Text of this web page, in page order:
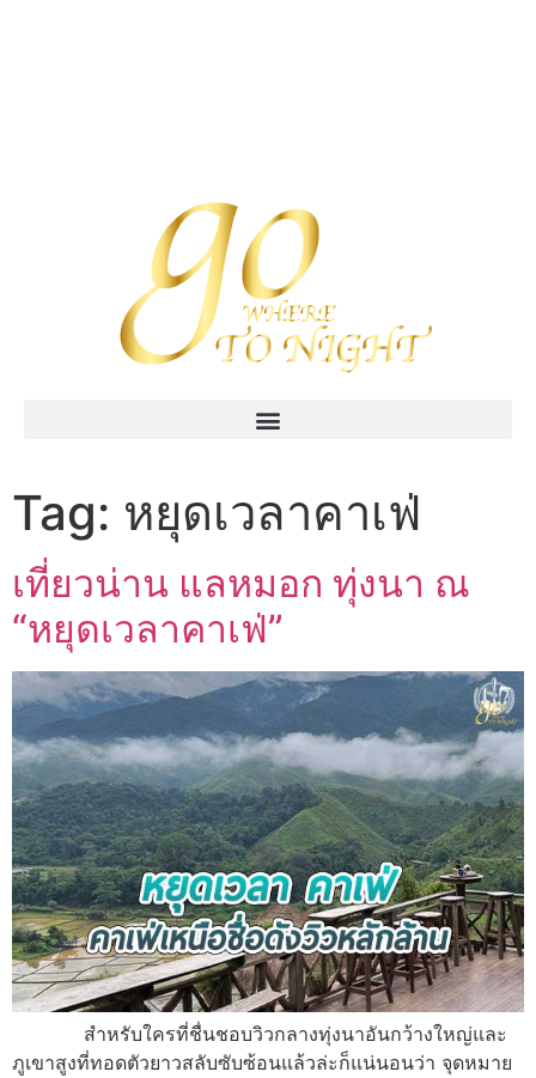
Tag: หยุดเวลาคาเฟ่
เที่ยวน่าน แลหมอก ทุ่งนา ณ
“หยุดเวลาคาเฟ่”
สำหรับใครที่ชื่นชอบวิวกลางทุ่งนาอันกว้างใหญ่และ
ภูเขาสูงที่ทอดตัวยาวสลับซับซ้อนแล้วล่ะก็แน่นอนว่า จุดหมาย